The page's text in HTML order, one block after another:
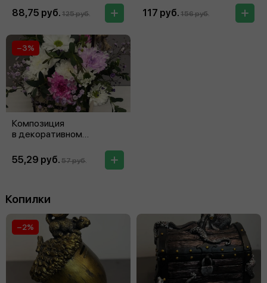
88,75 руб. 125 руб. 117 руб. 156 руб.
Композиция
в декоративном
−3%
55,29 руб. 57 руб.
Копилки
−2%